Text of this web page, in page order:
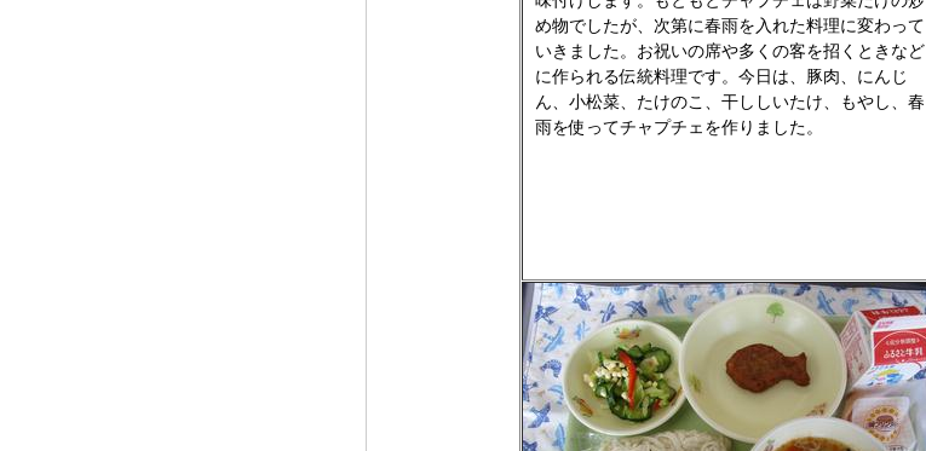
め物でしたが、次第に春雨を入れた料理に変わって
いきました。お祝いの席や多くの客を招くときなど
に作られる伝統料理です。今日は、豚肉、にんじ
ん、小松菜、たけのこ、干ししいたけ、もやし、春
雨を使ってチャプチェを作りました。